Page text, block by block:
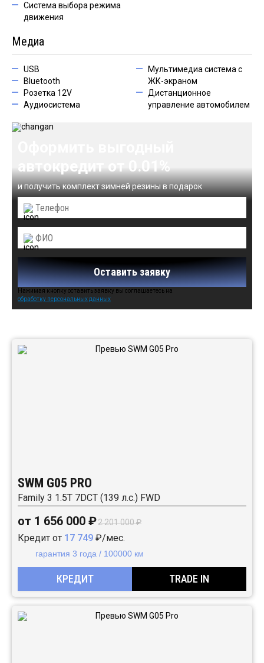
Система выбора режима
движения
Медиа
USB
Bluetooth
Розетка 12V
Аудиосистема
Мультимедиа система с
ЖК-экраном
Дистанционное
управление автомобилем
автокредит от 0.01%
и получить комплект зимней резины в подарок
Оставить заявку
Нажимая кнопку оставить заявку вы соглашаетесь на
обработку персональных данных
SWM G05 PRO
Family 3 1.5T 7DCT (139 л.с.) FWD
от 1 656 000 ₽2 201 000 ₽
Кредит от 17 749 ₽/мес.
гарантия 3 года / 100000 км
КРЕДИТ TRADE IN